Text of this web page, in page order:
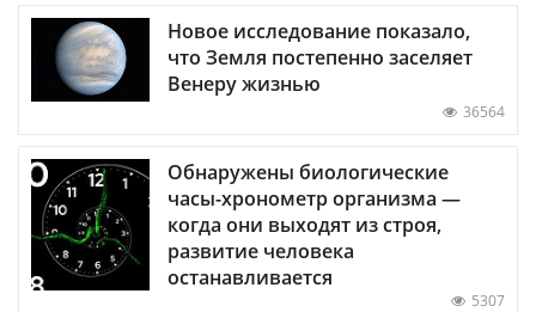
Новое исследование показало,
что Земля постепенно заселяет
Венеру жизнью
36564
Обнаружены биологические
часы-хронометр организма —
когда они выходят из строя,
развитие человека
останавливается
5307